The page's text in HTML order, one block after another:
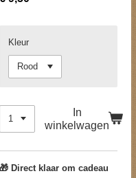
Kleur
In
winkelwagen
🎁 Direct klaar om cadeau